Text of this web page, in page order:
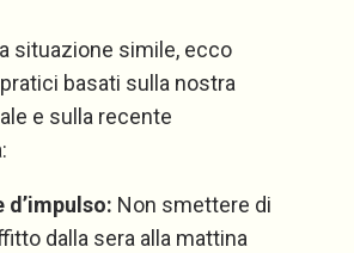
situazione simile, ecco
basati sulla nostra
e sulla recente
d’impulso: Non smettere di
dalla sera alla mattina